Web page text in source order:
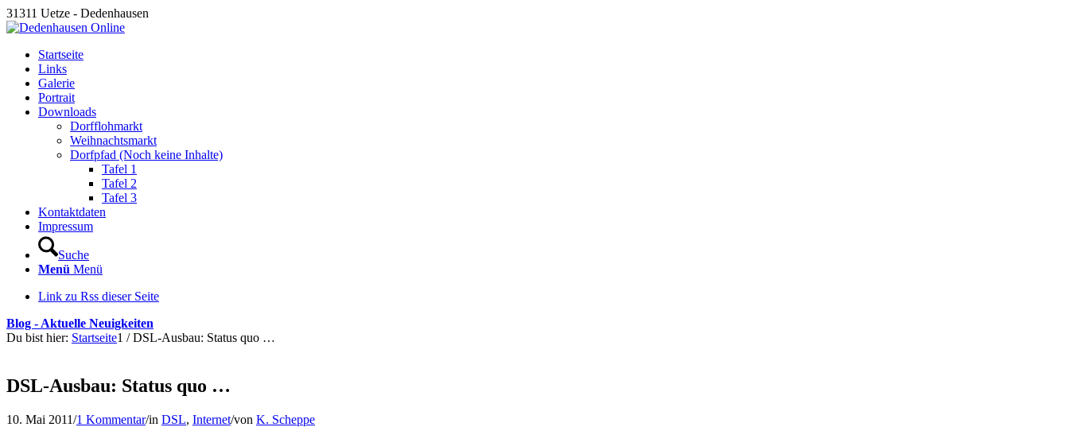
31311 Uetze - Dedenhausen
Startseite
Links
Galerie
Portrait
Downloads
Dorfflohmarkt
Weihnachtsmarkt
Dorfpfad (Noch keine Inhalte)
Tafel 1
Tafel 2
Tafel 3
Kontaktdaten
Impressum
Suche
Menü Menü
Link zu Rss dieser Seite
Blog - Aktuelle Neuigkeiten
Du bist hier: Startseite1 / DSL-Ausbau: Status quo …
DSL-Ausbau: Status quo …
10. Mai 2011/1 Kommentar/in DSL, Internet/von K. Scheppe